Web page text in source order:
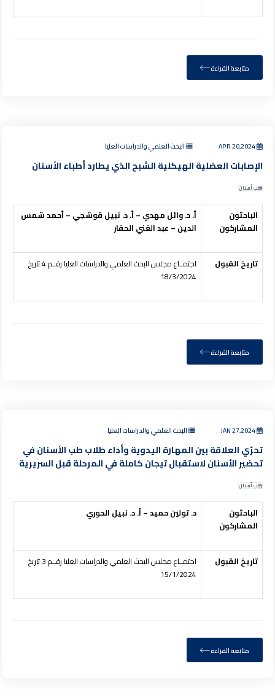
متابعة القراءة
APR 20,2024 البحث العلمي والدراسات العليا
الإصابات العضلية الهيكلية الشبح الذي يطارد أطباء الأسنان
طب أسنان
الباحثون
المشاركون
أ. د. وائل مهدي – أ. د. نبيل قوشجي – أحمد شمس
الدين – عبد الغني الحفار
تاريخ القبول
اجتمــاع مجلس البحث العلمي والدراسات العليا رقــم 4 تاريخ
18/3/2024
متابعة القراءة
JAN 27,2024 البحث العلمي والدراسات العليا
تحرّي العلاقة بين المهارة اليدوية وأداء طلاب طب الأسنان في
تحضير الأسنان لاستقبال تيجان كاملة في المرحلة قبل السريرية
طب أسنان
الباحثون
المشاركون
د. تولين حميد – أ. د. نبيل الحوري
تاريخ القبول
اجتمــاع مجلس البحث العلمي والدراسات العليا رقــم 3 تاريخ
15/1/2024
متابعة القراءة